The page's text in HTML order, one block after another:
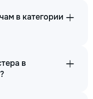
в категории
в